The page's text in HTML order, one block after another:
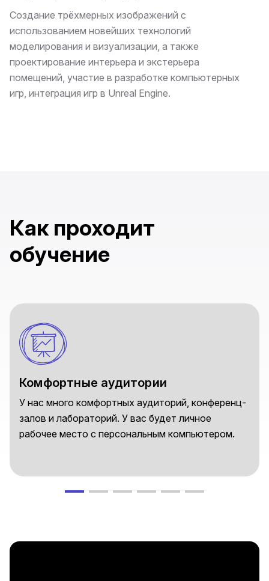
Создание трёхмерных изображений с
использованием новейших технологий
моделирования и визуализации, а также
проектирование интерьера и экстерьера
помещений, участие в разработке компьютерных
игр, интеграция игр в Unreal Engine.
Как проходит
обучение
Комфортные аудитории
У нас много комфортных аудиторий, конференц-
залов и лабораторий. У вас будет личное
рабочее место с персональным компьютером.